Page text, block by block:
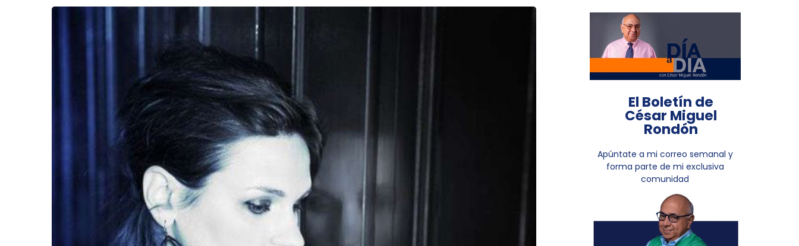
El Boletín de
César Miguel
Rondón
Apúntate a mi correo semanal y
forma parte de mi exclusiva
comunidad